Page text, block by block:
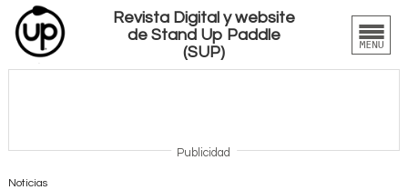
Revista Digital y website
de Stand Up Paddle
(SUP)
Publicidad
Noticias